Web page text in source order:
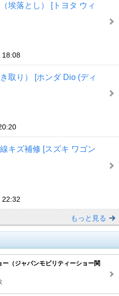
埃落とし） [トヨタ ウィ
18:08
取り） [ホンダ Dio (ディ
キズ補修 [スズキ ワゴン
22:32
もっと見る
（ジャパンモビリティーショー関